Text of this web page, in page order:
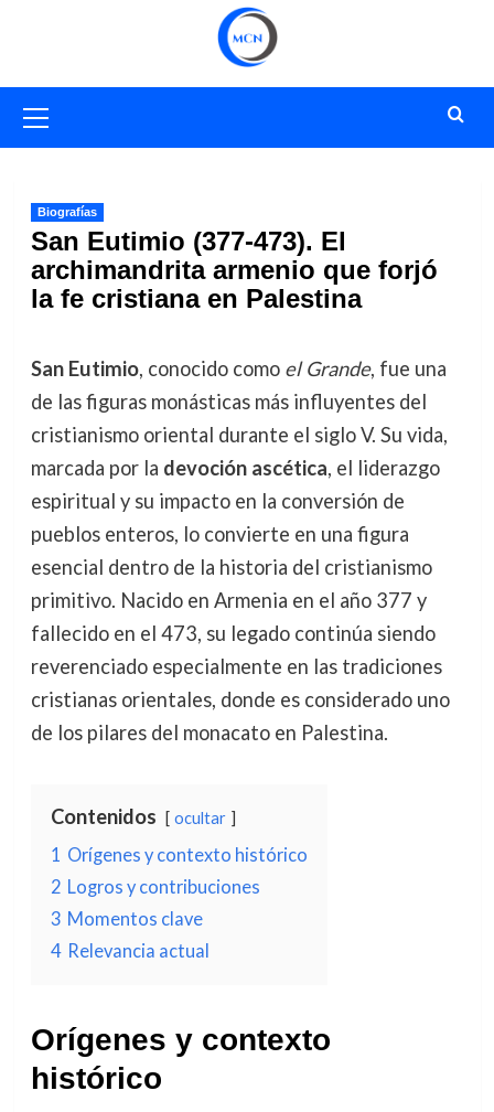
primario
Biografías
San Eutimio (377-473). El
archimandrita armenio que forjó
la fe cristiana en Palestina
San Eutimio, conocido como el Grande, fue una
de las figuras monásticas más influyentes del
cristianismo oriental durante el siglo V. Su vida,
marcada por la devoción ascética, el liderazgo
espiritual y su impacto en la conversión de
pueblos enteros, lo convierte en una figura
esencial dentro de la historia del cristianismo
primitivo. Nacido en Armenia en el año 377 y
fallecido en el 473, su legado continúa siendo
reverenciado especialmente en las tradiciones
cristianas orientales, donde es considerado uno
de los pilares del monacato en Palestina.
Contenidos ocultar
1 Orígenes y contexto histórico
2 Logros y contribuciones
3 Momentos clave
4 Relevancia actual
Orígenes y contexto
histórico